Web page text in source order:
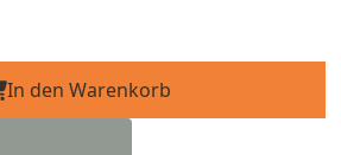
In den Warenkorb